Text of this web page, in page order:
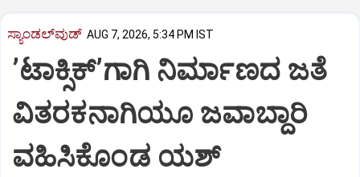
ಸ್ಯಾಂಡಲ್‌ವುಡ್‌ AUG 7, 2026, 5:34 PM IST
ʼಟಾಕ್ಸಿಕ್‌ʼಗಾಗಿ ನಿರ್ಮಾಣದ ಜತೆ
ವಿತರಕನಾಗಿಯೂ ಜವಾಬ್ದಾರಿ
ವಹಿಸಿಕೊಂಡ ಯಶ್